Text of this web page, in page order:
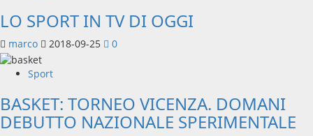
LO SPORT IN TV DI OGGI
marco 2018-09-25 0
Sport
BASKET: TORNEO VICENZA. DOMANI
DEBUTTO NAZIONALE SPERIMENTALE